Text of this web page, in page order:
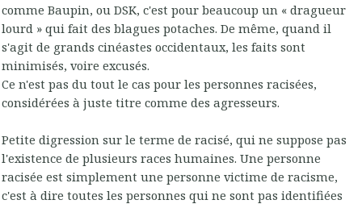
comme Baupin, ou DSK, c'est pour beaucoup un « dragueur
lourd » qui fait des blagues potaches. De même, quand il
s'agit de grands cinéastes occidentaux, les faits sont
minimisés, voire excusés.
Ce n'est pas du tout le cas pour les personnes racisées,
considérées à juste titre comme des agresseurs.
Petite digression sur le terme de racisé, qui ne suppose pas
l'existence de plusieurs races humaines. Une personne
racisée est simplement une personne victime de racisme,
c'est à dire toutes les personnes qui ne sont pas identifiées